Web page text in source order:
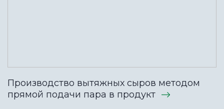
Производство вытяжных сыров методом
прямой подачи пара в продукт